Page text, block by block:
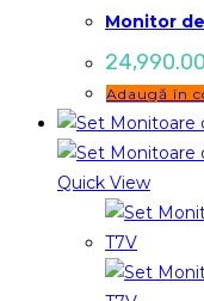
Monitor
24,990.00
Adaugă în
Quick View